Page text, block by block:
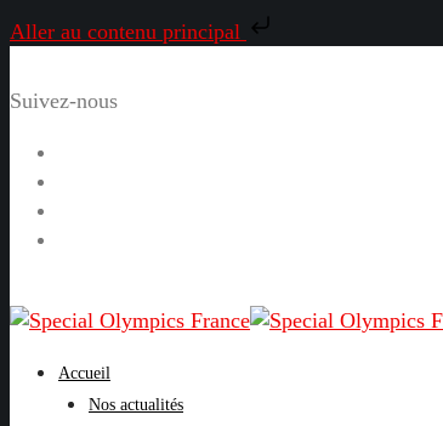
Aller au contenu principal
Suivez-nous
Accueil
Nos actualités